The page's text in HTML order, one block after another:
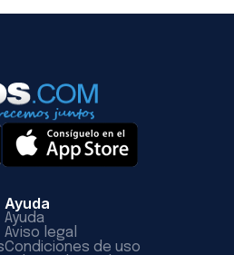
Ayuda
Ayuda
Aviso legal
Condiciones de uso